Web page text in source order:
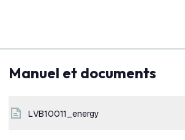
Manuel et documents
LVB10011_energy